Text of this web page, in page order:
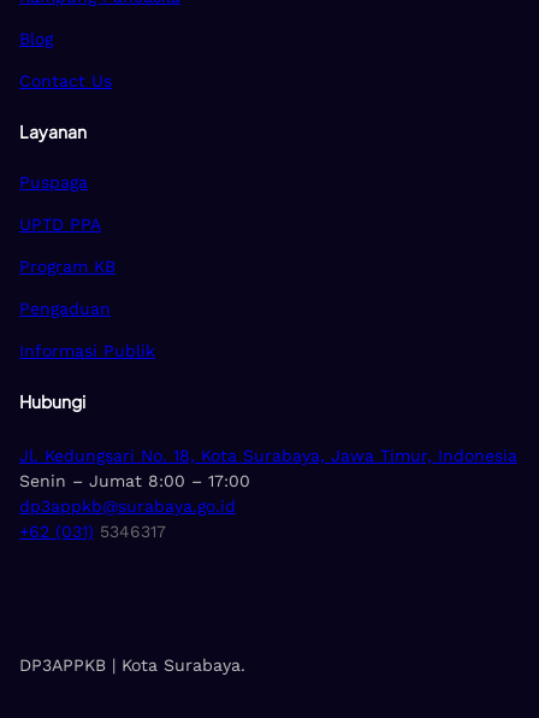
Blog
Contact Us
Layanan
Puspaga
UPTD PPA
Program KB
Pengaduan
Informasi Publik
Hubungi
Jl. Kedungsari No. 18, Kota Surabaya, Jawa Timur, Indonesia
Senin – Jumat 8:00 – 17:00
dp3appkb@surabaya.go.id
+62 (031) 5346317
DP3APPKB | Kota Surabaya.